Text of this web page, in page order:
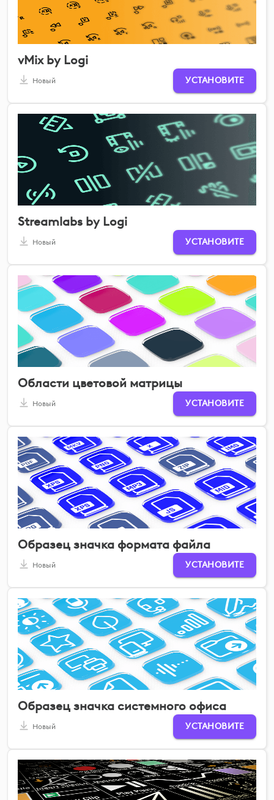
vMix by Logi
Новый УСТАНОВИТЕ
Streamlabs by Logi
Новый УСТАНОВИТЕ
Области цветовой матрицы
Новый УСТАНОВИТЕ
Образец значка формата файла
Новый УСТАНОВИТЕ
Образец значка системного офиса
Новый УСТАНОВИТЕ